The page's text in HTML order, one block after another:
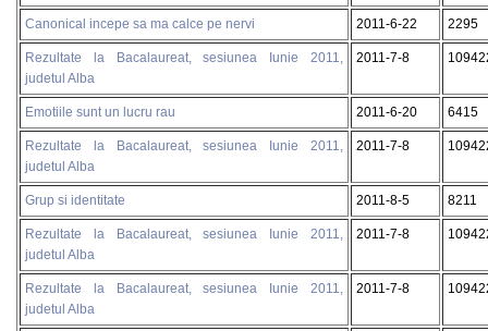
Canonical incepe sa ma calce pe nervi 2011-6-22 2295
Rezultate la Bacalaureat, sesiunea Iunie 2011,
judetul Alba
2011-7-8
Emotiile sunt un lucru rau 2011-6-20 6415
Rezultate la Bacalaureat, sesiunea Iunie 2011,
judetul Alba
2011-7-8
Grup si identitate 2011-8-5 8211
Rezultate la Bacalaureat, sesiunea Iunie 2011,
judetul Alba
2011-7-8
Rezultate la Bacalaureat, sesiunea Iunie 2011,
judetul Alba
2011-7-8